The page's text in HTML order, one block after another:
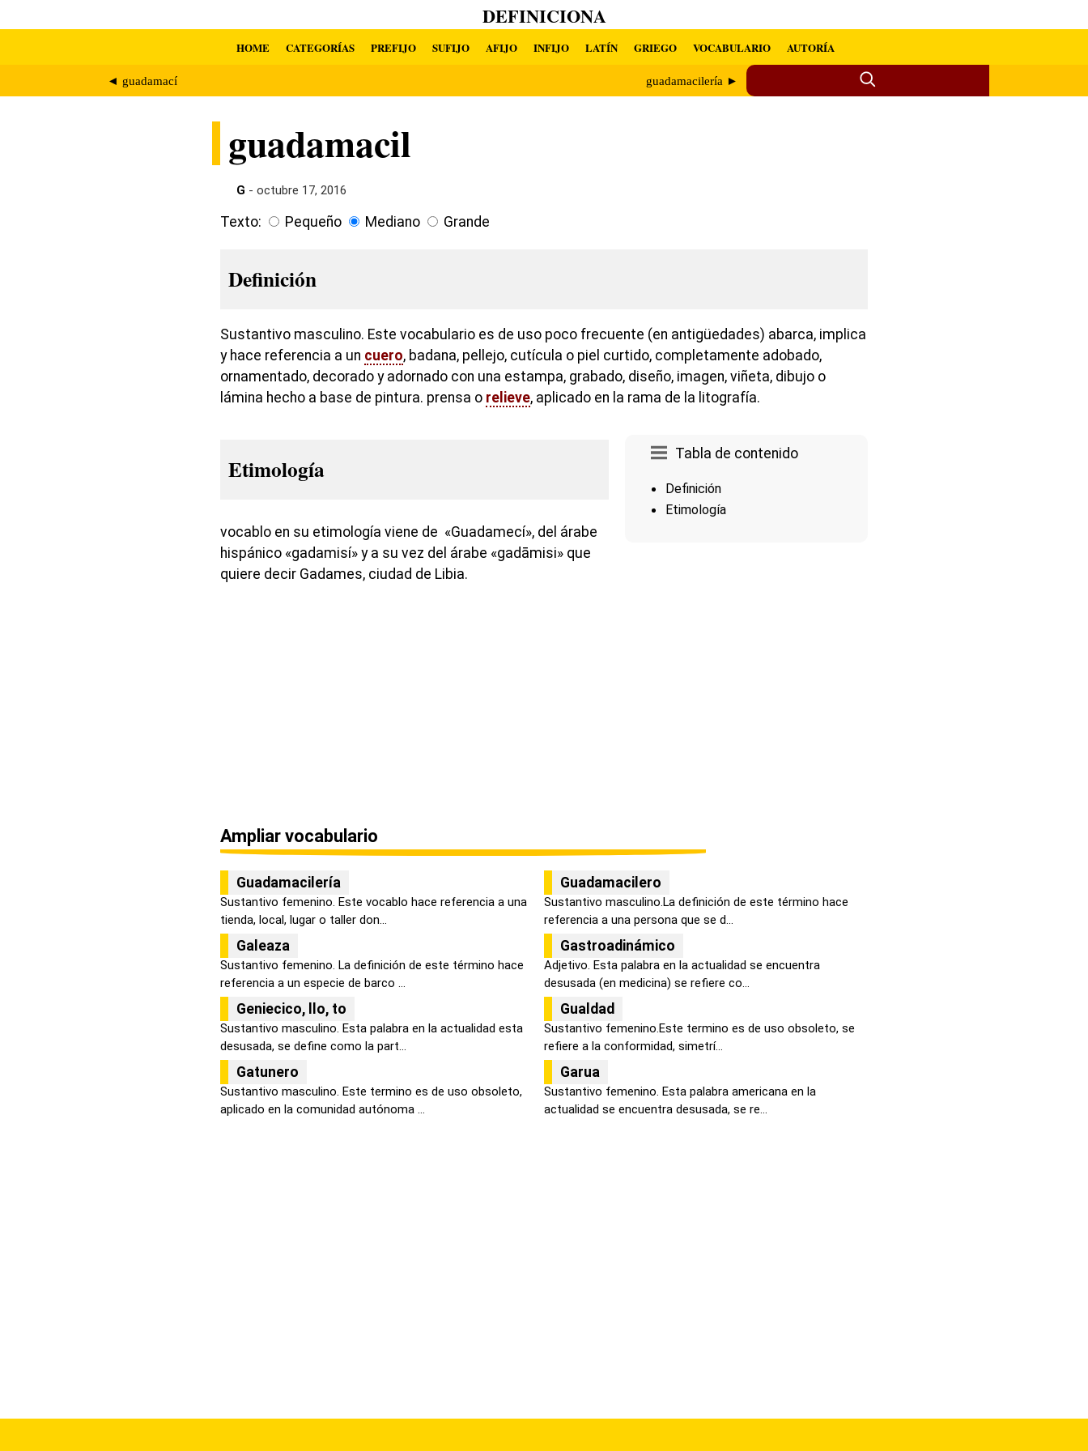
DEFINICIONA
HOME CATEGORÍAS PREFIJO SUFIJO AFIJO INFIJO LATÍN GRIEGO VOCABULARIO AUTORÍA
◄ guadamací guadamacilería ►
guadamacil
G - octubre 17, 2016
Texto: Pequeño Mediano Grande
Definición
Sustantivo masculino. Este vocabulario es de uso poco frecuente (en antigüedades) abarca, implica
y hace referencia a un cuero, badana, pellejo, cutícula o piel curtido, completamente adobado,
ornamentado, decorado y adornado con una estampa, grabado, diseño, imagen, viñeta, dibujo o
lámina hecho a base de pintura. prensa o relieve, aplicado en la rama de la litografía.
Tabla de contenido
Definición
Etimología
Etimología
vocablo en su etimología viene de «Guadamecí», del árabe
hispánico «gadamisí» y a su vez del árabe «gadāmisi» que
quiere decir Gadames, ciudad de Libia.
Ampliar vocabulario
Guadamacilería
Sustantivo femenino. Este vocablo hace referencia a una
tienda, local, lugar o taller don...
Guadamacilero
Sustantivo masculino.La definición de este término hace
referencia a una persona que se d...
Galeaza
Sustantivo femenino. La definición de este término hace
referencia a un especie de barco ...
Gastroadinámico
Adjetivo. Esta palabra en la actualidad se encuentra
desusada (en medicina) se refiere co...
Geniecico, llo, to
Sustantivo masculino. Esta palabra en la actualidad esta
desusada, se define como la part...
Gualdad
Sustantivo femenino.Este termino es de uso obsoleto, se
refiere a la conformidad, simetrí...
Gatunero
Sustantivo masculino. Este termino es de uso obsoleto,
aplicado en la comunidad autónoma ...
Garua
Sustantivo femenino. Esta palabra americana en la
actualidad se encuentra desusada, se re...